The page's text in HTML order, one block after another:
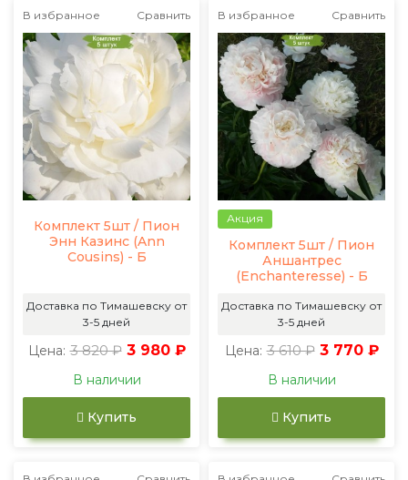
В избранное Сравнить
Комплект 5шт / Пион
Энн Казинс (Ann
Cousins) - Б
Доставка по Тимашевску от
3-5 дней
Цена: 3 820 ₽ 3 980 ₽
В наличии
Купить
В избранное Сравнить
Акция
Комплект 5шт / Пион
Аншантрес
(Enchanteresse) - Б
Доставка по Тимашевску от
3-5 дней
Цена: 3 610 ₽ 3 770 ₽
В наличии
Купить